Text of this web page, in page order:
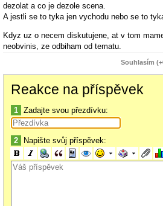
dezolat a co je dezole scena.
A jestli se to tyka jen vychodu nebo se to
Kdyz uz o necem diskutujene, at v tom
neobvinis, ze odbiham od tematu.
Souhlasím
Reakce na příspěvek
1 Zadajte svou přezdívku:
2 Napište svůj příspěvek: